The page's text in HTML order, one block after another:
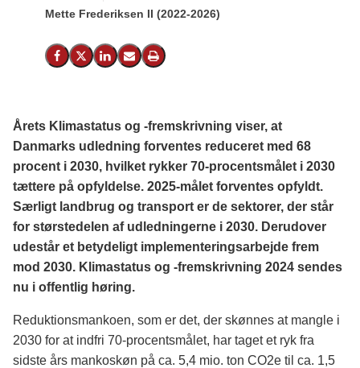
Mette Frederiksen II (2022-2026)
Del på Facebook
Del på X (Twitter)
Del på LinkedIn
Send email
Print
Årets Klimastatus og -fremskrivning viser, at
Danmarks udledning forventes reduceret med 68
procent i 2030, hvilket rykker 70-procentsmålet i 2030
tættere på opfyldelse. 2025-målet forventes opfyldt.
Særligt landbrug og transport er de sektorer, der står
for størstedelen af udledningerne i 2030. Derudover
udestår et betydeligt implementeringsarbejde frem
mod 2030. Klimastatus og -fremskrivning 2024 sendes
nu i offentlig høring.
Reduktionsmankoen, som er det, der skønnes at mangle i
2030 for at indfri 70-procentsmålet, har taget et ryk fra
sidste års mankoskøn på ca. 5,4 mio. ton CO2e til ca. 1,5